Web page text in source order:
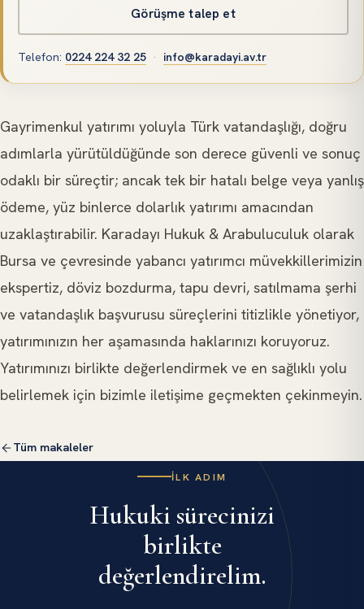
Görüşme talep et
Telefon: 0224 224 32 25 · info@karadayi.av.tr
Gayrimenkul yatırımı yoluyla Türk vatandaşlığı, doğru
adımlarla yürütüldüğünde son derece güvenli ve sonuç
odaklı bir süreçtir; ancak tek bir hatalı belge veya yanlış
ödeme, yüz binlerce dolarlık yatırımı amacından
uzaklaştırabilir. Karadayı Hukuk & Arabuluculuk olarak
Bursa ve çevresinde yabancı yatırımcı müvekkillerimizin
ekspertiz, döviz bozdurma, tapu devri, satılmama şerhi
ve vatandaşlık başvurusu süreçlerini titizlikle yönetiyor,
yatırımınızın her aşamasında haklarınızı koruyoruz.
Yatırımınızı birlikte değerlendirmek ve en sağlıklı yolu
belirlemek için bizimle iletişime geçmekten çekinmeyin.
Tüm makaleler
İLK ADIM
Hukuki sürecinizi
birlikte
değerlendirelim.